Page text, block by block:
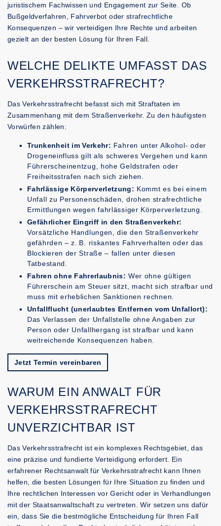
juristischem Fachwissen und Engagement zur Seite. Ob
Bußgeldverfahren, Fahrverbot oder strafrechtliche
Konsequenzen – wir verteidigen Ihre Rechte und arbeiten
gezielt an der besten Lösung für Ihren Fall.
WELCHE DELIKTE UMFASST DAS
VERKEHRSSTRAFRECHT?
Das Verkehrsstrafrecht befasst sich mit Straftaten im
Zusammenhang mit dem Straßenverkehr. Zu den häufigsten
Vorwürfen zählen:
Trunkenheit im Verkehr: Fahren unter Alkohol- oder
Drogeneinfluss gilt als schweres Vergehen und kann
Führerscheinentzug, hohe Geldstrafen oder
Freiheitsstrafen nach sich ziehen.
Fahrlässige Körperverletzung: Kommt es bei einem
Unfall zu Personenschäden, drohen strafrechtliche
Ermittlungen wegen fahrlässiger Körperverletzung.
Gefährlicher Eingriff in den Straßenverkehr:
Vorsätzliche Handlungen, die den Straßenverkehr
gefährden – z. B. riskantes Fahrverhalten oder das
Blockieren der Straße – fallen unter diesen
Tatbestand.
Fahren ohne Fahrerlaubnis: Wer ohne gültigen
Führerschein am Steuer sitzt, macht sich strafbar und
muss mit erheblichen Sanktionen rechnen.
Unfallflucht (unerlaubtes Entfernen vom Unfallort):
Das Verlassen der Unfallstelle ohne Angaben zur
Person oder Unfallhergang ist strafbar und kann
weitreichende Konsequenzen haben.
Jetzt Termin vereinbaren
WARUM EIN ANWALT FÜR
VERKEHRSSTRAFRECHT
UNVERZICHTBAR IST
Das Verkehrsstrafrecht ist ein komplexes Rechtsgebiet, das
eine präzise und fundierte Verteidigung erfordert. Ein
erfahrener Rechtsanwalt für Verkehrsstrafrecht kann Ihnen
helfen, die besten Lösungen für Ihre Situation zu finden und
Ihre rechtlichen Interessen vor Gericht oder in Verhandlungen
mit der Staatsanwaltschaft zu vertreten. Wir setzen uns dafür
ein, dass Sie die bestmögliche Entscheidung für Ihren Fall